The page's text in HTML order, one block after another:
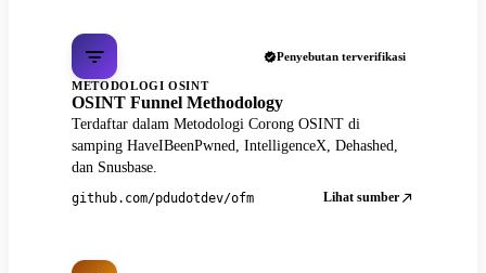
Penyebutan terverifikasi
METODOLOGI OSINT
OSINT Funnel Methodology
Terdaftar dalam Metodologi Corong OSINT di
samping HaveIBeenPwned, IntelligenceX, Dehashed,
dan Snusbase.
github.com/pdudotdev/ofm Lihat sumber